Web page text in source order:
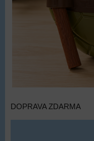
DOPRAVA ZDARMA